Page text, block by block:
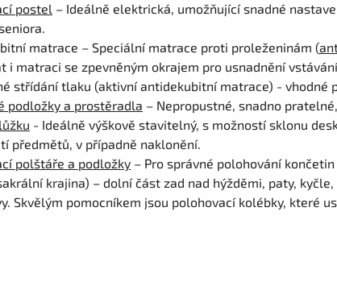
postel – Ideálně elektrická, umožňující snadné
matrace – Speciální matrace proti proleženinám (
i matraci se zpevněným okrajem pro usnadnění
střídání tlaku (aktivní antidekubitní matrace) - vhodné
podložky a prostěradla – Nepropustné, snadno
- Ideálně výškově stavitelný, s možností sklonu
předmětů, v případně naklonění.
polštáře a podložky – Pro správné polohování
krajina) – dolní část zad nad hýžděmi, paty,
Skvělým pomocníkem jsou polohovací kolébky, které